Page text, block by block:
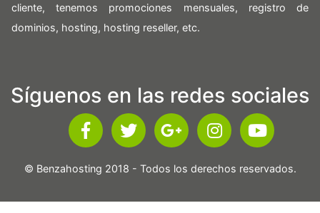
cliente, tenemos promociones mensuales, registro de
dominios, hosting, hosting reseller, etc.
Síguenos en las redes sociales
© Benzahosting 2018 - Todos los derechos reservados.